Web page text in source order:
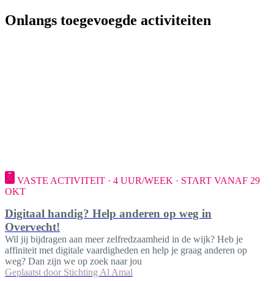
Onlangs toegevoegde activiteiten
VASTE ACTIVITEIT · 4 UUR/WEEK · START VANAF 29
OKT
Digitaal handig? Help anderen op weg in
Overvecht!
Wil jij bijdragen aan meer zelfredzaamheid in de wijk? Heb je
affiniteit met digitale vaardigheden en help je graag anderen op
weg? Dan zijn we op zoek naar jou
Geplaatst door Stichting Al Amal